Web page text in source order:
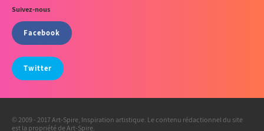
Suivez-nous
Facebook
Twitter
© 2009 - 2017 Art-Spire, Inspiration artistique. Le contenu rédactionnel du site
est la propriété de Art-Spire.